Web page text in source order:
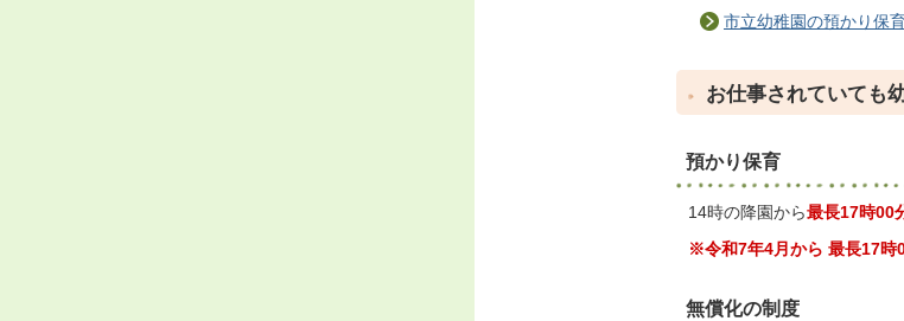
市立幼稚園の預かり保
お仕事されていても
預かり保育
14時の降園から最長17時00
※令和7年4月から 最長17時
無償化の制度